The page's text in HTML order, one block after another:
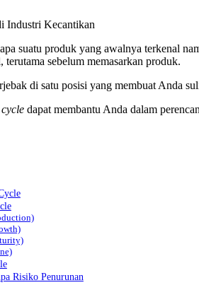
suatu produk yang awalnya terkenal
sebelum memasarkan produk.
di satu posisi yang membuat Anda
dapat membantu Anda dalam
Risiko Penurunan